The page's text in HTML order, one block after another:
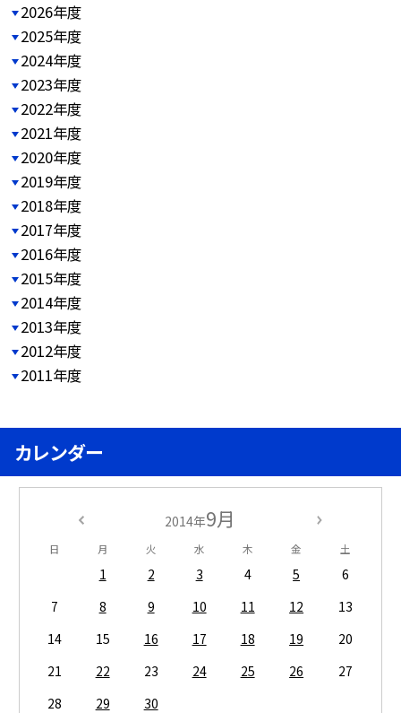
2026年度
2025年度
2024年度
2023年度
2022年度
2021年度
2020年度
2019年度
2018年度
2017年度
2016年度
2015年度
2014年度
2013年度
2012年度
2011年度
カレンダー
2014年9月
日 月 火 水 木 金 土
1 2 3 4 5
6
7
8 9 10 11 12
13
14
15 16 17 18 19
20
21
22 23 24 25 26
27
28
29 30